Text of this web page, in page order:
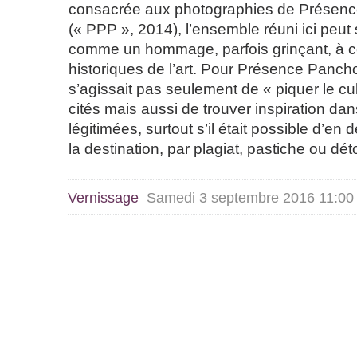
consacrée aux photographies de
(« PPP », 2014), l’ensemble réuni ici peut
comme un hommage, parfois grinçant, à
historiques de l’art. Pour Présence
s’agissait pas seulement de « piquer le
cités mais aussi de trouver inspiration
légitimées, surtout s’il était possible d’en
la destination, par plagiat, pastiche ou
Vernissage Samedi 3 septembre 2016